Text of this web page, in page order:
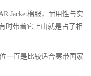
Jacket棉服，耐用性与实
时带着它上山就是占了相
一直是比较适合寒带国家